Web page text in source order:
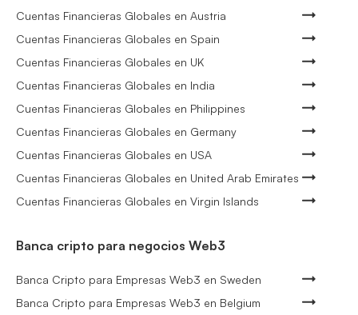
Cuentas Financieras Globales en Austria
Cuentas Financieras Globales en Spain
Cuentas Financieras Globales en UK
Cuentas Financieras Globales en India
Cuentas Financieras Globales en Philippines
Cuentas Financieras Globales en Germany
Cuentas Financieras Globales en USA
Cuentas Financieras Globales en United Arab Emirates
Cuentas Financieras Globales en Virgin Islands
Banca cripto para negocios Web3
Banca Cripto para Empresas Web3 en Sweden
Banca Cripto para Empresas Web3 en Belgium